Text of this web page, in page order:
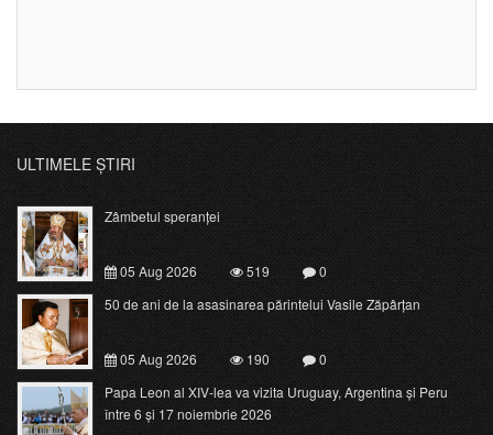
ULTIMELE ȘTIRI
Zâmbetul speranței
05 Aug 2026 519
0
50 de ani de la asasinarea părintelui Vasile Zăpârțan
05 Aug 2026 190
0
Papa Leon al XIV-lea va vizita Uruguay, Argentina și Peru
între 6 și 17 noiembrie 2026